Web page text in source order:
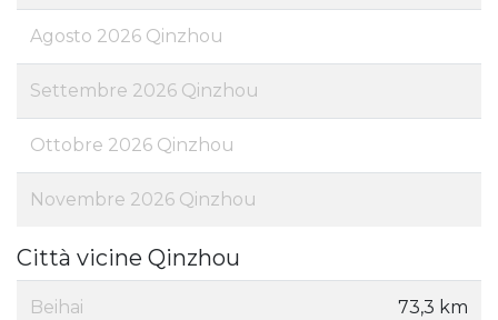
Agosto 2026 Qinzhou
Settembre 2026 Qinzhou
Ottobre 2026 Qinzhou
Novembre 2026 Qinzhou
Città vicine Qinzhou
Beihai 73,3 km